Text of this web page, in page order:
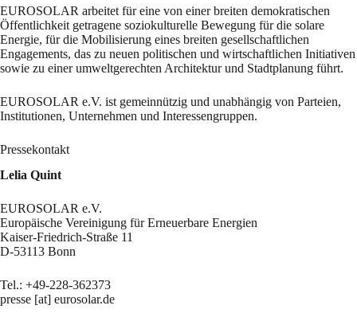
EUROSOLAR arbeitet für eine von einer breiten demokratischen
Öffentlichkeit getragene soziokulturelle Bewegung für die solare
Energie, für die Mobilisierung eines breiten gesellschaftlichen
Engagements, das zu neuen politischen und wirtschaftlichen Initiativen
sowie zu einer umweltgerechten Architektur und Stadtplanung führt.
EUROSOLAR e.V. ist gemeinnützig und unabhängig von Parteien,
Institutionen, Unternehmen und Interessengruppen.
Pressekontakt
Lelia Quint
EUROSOLAR e.V.
Europäische Vereinigung für Erneuerbare Energien
Kaiser-Friedrich-Straße 11
D-53113 Bonn
Tel.: +49-228-362373
presse [at] eurosolar.de